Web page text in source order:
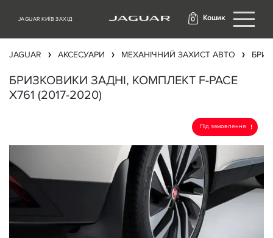
JAGUAR КИЇВ ЗАХІД 0 Кошик
JAGUAR ❯ АКСЕСУАРИ ❯ МЕХАНІЧНИЙ ЗАХИСТ АВТО ❯
БРИЗКОВИКИ ЗАДНІ, КОМПЛЕКТ F-PACE
X761 (2017-2020)
Під замовлення